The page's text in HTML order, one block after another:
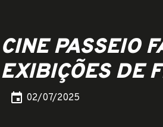
CINE PASSEIO
EXIBIÇÕES DE
event 02/07/2025